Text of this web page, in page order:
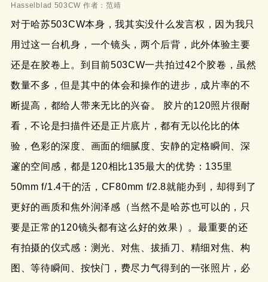
Hasselblad 503CW 作者：范靖
对于哈苏503CW本身，我其实没什么发言权，因为我只
用过这一台机身，一个镜头，两个后背，此外体验主要
还是在胶卷上。到目前503CW一共拍过42个胶卷，虽然
数量不多，但是其中的体会和操作的进步，成片率的不
断提高，都给人带来无比的兴奋。 胶片的120照片很耐
看，不论是扫描件还是正片底片，都有无以伦比的体
验，色彩的深度、画面的细腻度、安静的定格瞬间、深
邃的空间感，都是120相比135最大的优势：135里
50mm f/1.4干的活，CF80mm f/2.8就能办到，却得到了
更好的画质和焦外润泽感（当然不是哈苏也可以的，只
要是正常的120镜头都有这么好的效果）。最重要的还
有拍摄的仪式感：测光、对焦、拔插刀、精细对焦、构
图、等待瞬间、按快门，费尽力气得到的一张照片，必